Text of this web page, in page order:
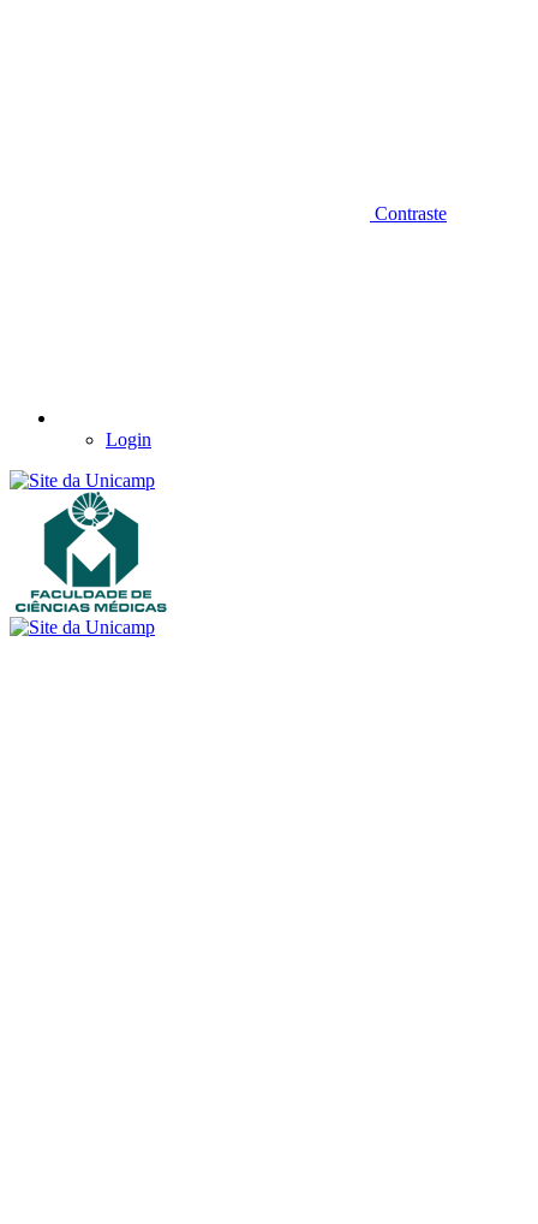
Contraste
Login